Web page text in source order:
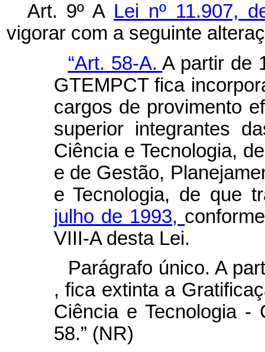
Art. 9º A Lei nº 11.907,
vigorar com a seguinte
“Art. 58-A.A partir de
GTEMPCT fica
cargos de provimento
superior integrantes
Ciência e Tecnologia,
e de Gestão,
e Tecnologia, de que
julho de 1993,
VIII-A desta Lei.
Parágrafo único. A
, fica extinta a
Ciência e Tecnologia -
58.” (NR)